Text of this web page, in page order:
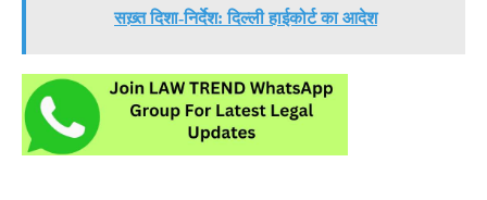
सख़्त दिशा-निर्देश: दिल्ली हाईकोर्ट का आदेश